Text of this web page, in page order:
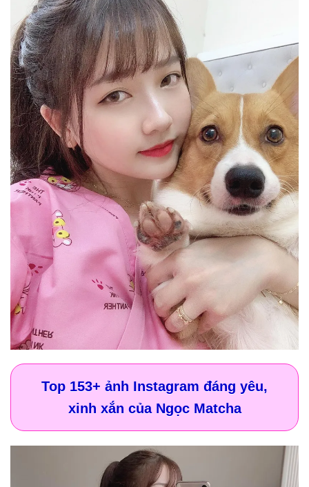
Top 153+ ảnh Instagram đáng yêu,
xinh xắn của Ngọc Matcha